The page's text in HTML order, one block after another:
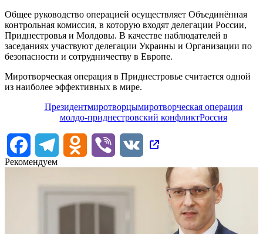
Общее руководство операцией осуществляет Объединённая
контрольная комиссия, в которую входят делегации России,
Приднестровья и Молдовы. В качестве наблюдателей в
заседаниях участвуют делегации Украины и Организации по
безопасности и сотрудничеству в Европе.
Миротворческая операция в Приднестровье считается одной
из наиболее эффективных в мире.
Президентмиротворцымиротворческая операция
молдо-приднестровский конфликтРоссия
FacebookTelegram Odnoklassniki
Viber
VK
Рекомендуем